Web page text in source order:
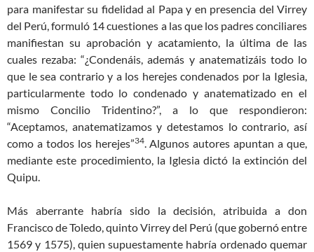
para manifestar su fidelidad al Papa y en presencia del Virrey
del Perú, formuló 14 cuestiones a las que los padres conciliares
manifiestan su aprobación y acatamiento, la última de las
cuales rezaba: “¿Condenáis, además y anatematizáis todo lo
que le sea contrario y a los herejes condenados por la Iglesia,
particularmente todo lo condenado y anatematizado en el
mismo Concilio Tridentino?”, a lo que respondieron:
“Aceptamos, anatematizamos y detestamos lo contrario, así
como a todos los herejes”34. Algunos autores apuntan a que,
mediante este procedimiento, la Iglesia dictó la extinción del
Quipu.
Más aberrante habría sido la decisión, atribuida a don
Francisco de Toledo, quinto Virrey del Perú (que gobernó entre
1569 y 1575), quien supuestamente habría ordenado quemar